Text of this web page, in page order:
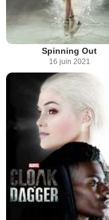
Spinning Out
16 juin 2021